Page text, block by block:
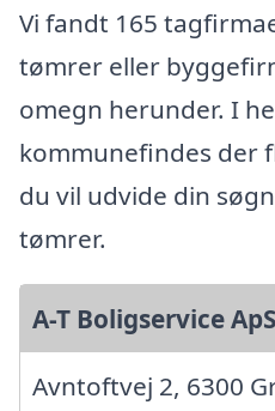
Vi fandt 165
tømrer eller
omegn herunder. I
kommunefindes der
du vil udvide din
tømrer.
A-T Boligservice ApS
Avntoftvej 2, 6300